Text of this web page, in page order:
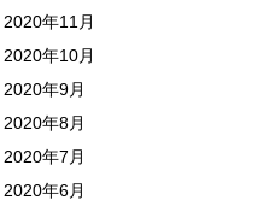
2020年11月
2020年10月
2020年9月
2020年8月
2020年7月
2020年6月